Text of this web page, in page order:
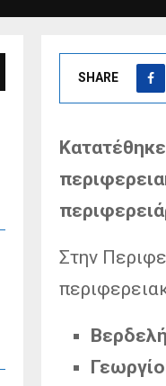
SHARE
Στην